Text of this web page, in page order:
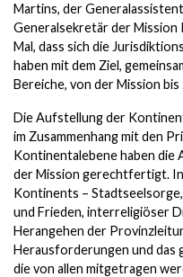
Martins, der
Generalsekretär der Mission
Mal, dass sich die
haben mit dem Ziel,
Bereiche, von der Mission
Die Aufstellung der
im Zusammenhang mit den
Kontinentalebene haben die
der Mission gerechtfertigt.
Kontinents –
und Frieden, interreligiöser
Herangehen der
Herausforderungen und das
die von allen mitgetragen